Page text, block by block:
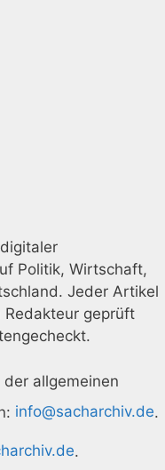
Politik, Wirtschaft,
Jeder Artikel
geprüft
allgemeinen
info@sacharchiv.de.
.